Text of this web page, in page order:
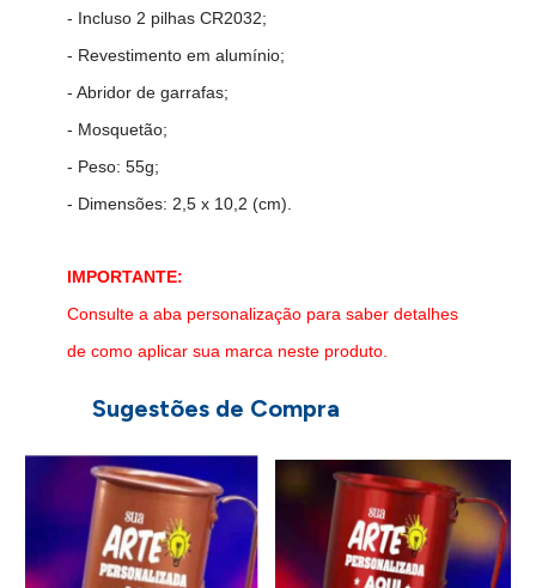
- Incluso 2 pilhas CR2032;
- Revestimento em alumínio;
- Abridor de garrafas;
- Mosquetão;
- Peso: 55g;
- Dimensões: 2,5 x 10,2 (cm).
IMPORTANTE:
Consulte a aba personalização para saber detalhes
de como aplicar sua marca neste produto.
Sugestões de Compra